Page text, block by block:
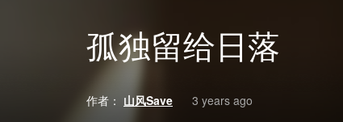
孤独留给日落
作者： 山风Save 3 years ago